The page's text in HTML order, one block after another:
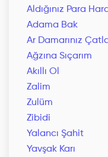
Aldığınız Para
Adama Bak
Ar Damarınız
Ağzına Sıçarım
Akıllı Ol
Zalim
Zulüm
Zibidi
Yalancı Şahit
Yavşak Karı